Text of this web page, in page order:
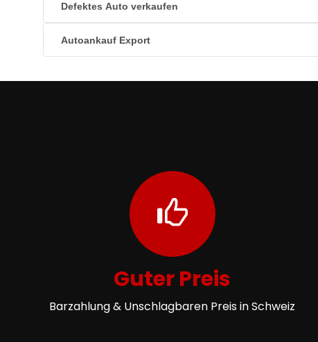
Defektes Auto verkaufen
Autoankauf Export
Guter Preis
Barzahlung & Unschlagbaren Preis in Schweiz